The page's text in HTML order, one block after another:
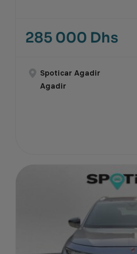
285 000 Dhs
Spoticar Agadir
Agadir